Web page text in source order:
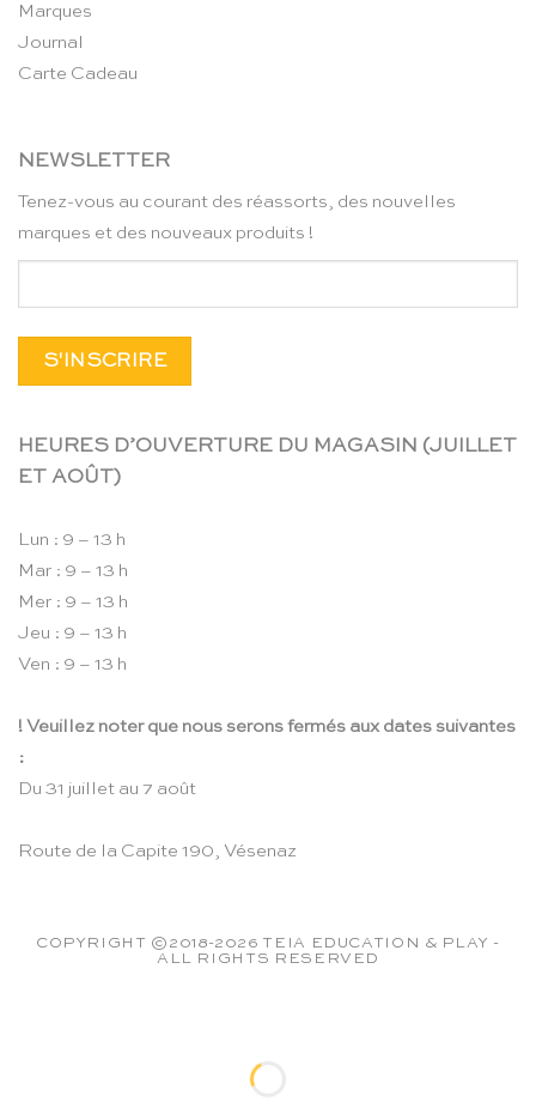
Marques
Journal
Carte Cadeau
NEWSLETTER
Tenez-vous au courant des réassorts, des nouvelles
marques et des nouveaux produits !
HEURES D’OUVERTURE DU MAGASIN (JUILLET
ET AOÛT)
Lun : 9 – 13 h
Mar : 9 – 13 h
Mer : 9 – 13 h
Jeu : 9 – 13 h
Ven : 9 – 13 h
! Veuillez noter que nous serons fermés aux dates suivantes
:
Du 31 juillet au 7 août
Route de la Capite 190, Vésenaz
COPYRIGHT ©2018-2026 TEIA EDUCATION & PLAY -
ALL RIGHTS RESERVED